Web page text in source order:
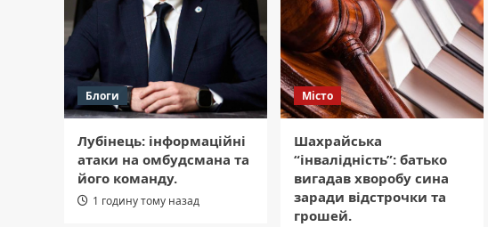
Блоги
Лубінець: інформаційні
атаки на омбудсмана та
його команду.
1 годину тому назад
Місто
Шахрайська
“інвалідність”: батько
вигадав хворобу сина
заради відстрочки та
грошей.